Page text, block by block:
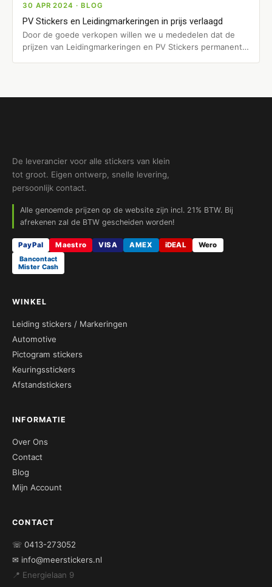
30 APR 2024 · BLOG
PV Stickers en Leidingmarkeringen in prijs verlaagd
Door de goede verkopen willen we u mededelen dat de
prijzen van Leidingmarkeringen en PV Stickers permanent
De leverancier voor alle stickers van klein
tot groot. Eigen ontwerp, snelle levering,
persoonlijk contact.
Alle genoemde prijzen op de website zijn incl. 21% BTW. Bij
afrekenen zal de BTW gescheiden worden!
PayPal Maestro VISA AMEX iDEAL
Wero
Bancontact
Mister Cash
WINKEL
Leiding stickers / Markeringen
Automotive
Pictogram stickers
Keuringsstickers
Afstandstickers
INFORMATIE
Over Ons
Contact
Blog
Mijn Account
CONTACT
☏ 0413-273052
✉ info@meerstickers.nl
📍 Energielaan 9